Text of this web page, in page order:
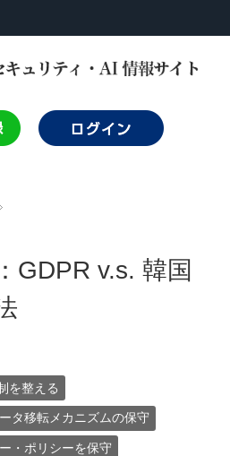
GDPR v.s. 韓国
を整える
タ移転メカニズムの保守
・ポリシーを保守